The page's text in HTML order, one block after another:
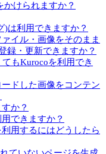
かけられますか？
は利用できますか？
イル・画像をそのまま
録・更新できますか？
もKurocoを利用でき
ドした画像をコンテン
か？
できますか？
用するにはどうしたら